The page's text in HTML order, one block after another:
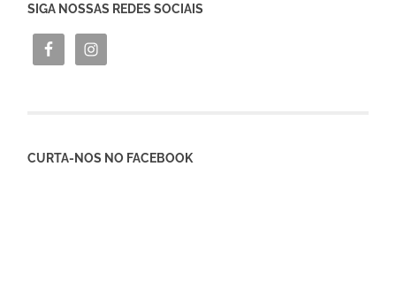
SIGA NOSSAS REDES SOCIAIS
CURTA-NOS NO FACEBOOK